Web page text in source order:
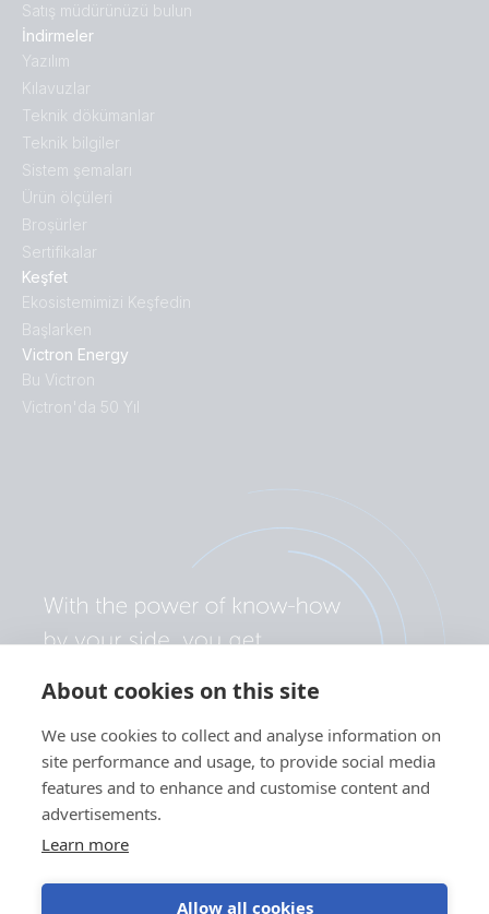
About cookies on this site
We use cookies to collect and analyse information on
site performance and usage, to provide social media
features and to enhance and customise content and
advertisements.
Learn more
Allow all cookies
Keşfet
Ekosistemimizi Keşfedin
Başlarken
Victron Energy
Bu Victron
Victron'da 50 Yıl
İndirmeler
Yazılım
Kılavuzlar
Teknik dökümanlar
Teknik bilgiler
Sistem şemaları
Ürün ölçüleri
Broṣürler
Sertifikalar
Satış müdürünüzü bulun